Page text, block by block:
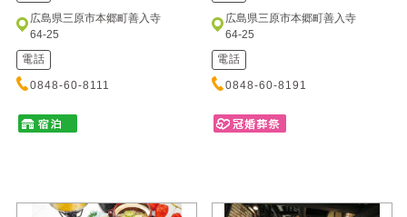
広島県三原市本郷町善入寺
64-25
電話
0848-60-8111
広島県三原市本郷町善入寺
64-25
電話
0848-60-8191